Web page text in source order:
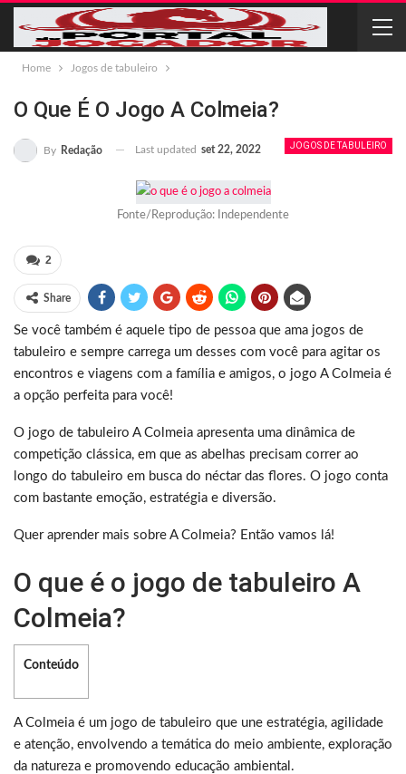
Home Jogos de tabuleiro
O Que É O Jogo A Colmeia?
JOGOS DE TABULEIRO
By Redação Last updated set 22, 2022
Fonte/Reprodução: Independente
2
Share
Se você também é aquele tipo de pessoa que ama jogos de
tabuleiro e sempre carrega um desses com você para agitar os
encontros e viagens com a família e amigos, o jogo A Colmeia é
a opção perfeita para você!
O jogo de tabuleiro A Colmeia apresenta uma dinâmica de
competição clássica, em que as abelhas precisam correr ao
longo do tabuleiro em busca do néctar das flores. O jogo conta
com bastante emoção, estratégia e diversão.
Quer aprender mais sobre A Colmeia? Então vamos lá!
O que é o jogo de tabuleiro A
Colmeia?
Conteúdo
A Colmeia é um jogo de tabuleiro que une estratégia, agilidade
e atenção, envolvendo a temática do meio ambiente, exploração
da natureza e promovendo educação ambiental.